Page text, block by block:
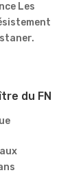
Les
du FN